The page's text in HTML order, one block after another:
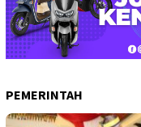
PEMERINTAH